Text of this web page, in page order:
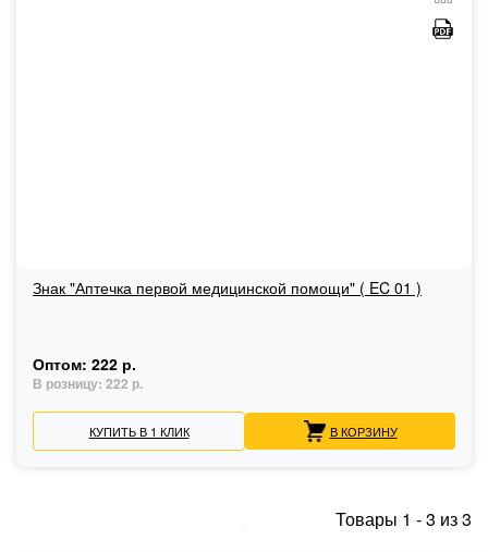
Знак "Аптечка первой медицинской помощи" ( EC 01 )
Оптом: 222 р.
В розницу: 222 р.
КУПИТЬ В 1 КЛИК В КОРЗИНУ
Товары 1 -3 из3